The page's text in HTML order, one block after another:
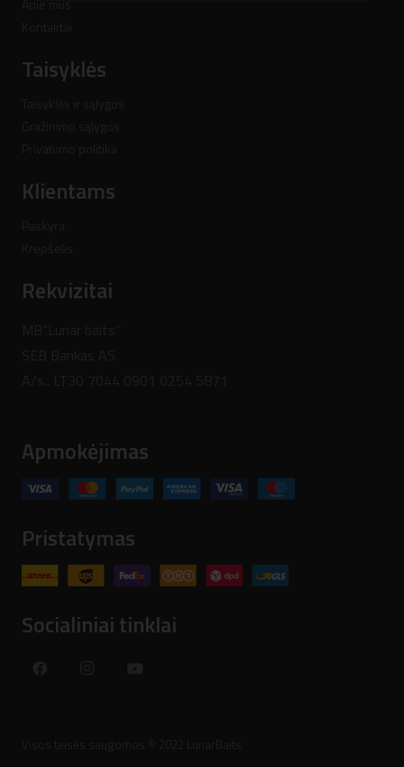
Taisyklės
Klientams
Rekvizitai
Apmokėjimas
Pristatymas
Socialiniai tinklai